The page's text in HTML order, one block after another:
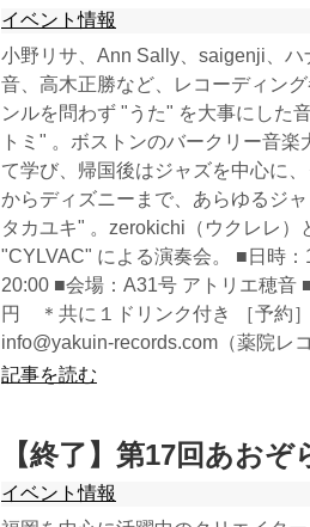
イベント情報
小野リサ、Ann Sally、saigenji、
音、高木正勝など、レコーディン
ンルを問わず "うた" を大事にした
トミ" 。ボストンのバークリー音
て学び、帰国後はジャズを中心に
からディズニーまで、あらゆるジ
タカユキ" 。zerokichi（ウクレレ
"CYLVAC" による演奏会。 ■日時
20:00 ■会場：A31号 アトリエ穂音
円 ＊共に１ドリンク付き ［予約
info@yakuin-records.com（薬院レ
記事を読む
【終了】第17回あおぞ
イベント情報